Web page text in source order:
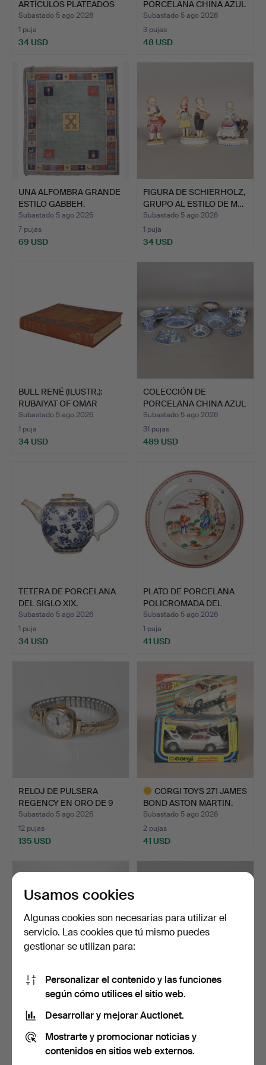
ARTÍCULOS PLATEADOS
(CANTIDAD…
Subastado 5 ago 2026
1 puja
34 USD
PORCELANA CHINA AZUL
Y BLANCA…
Subastado 5 ago 2026
3 pujas
48 USD
UNA ALFOMBRA GRANDE
ESTILO GABBEH.
Subastado 5 ago 2026
7 pujas
69 USD
FIGURA DE SCHIERHOLZ,
GRUPO AL ESTILO DE M…
Subastado 5 ago 2026
1 puja
34 USD
BULL RENÉ (ILUSTR.):
RUBAIYAT OF OMAR
KHAY…
Subastado 5 ago 2026
1 puja
34 USD
COLECCIÓN DE
PORCELANA CHINA AZUL
Y BLANCA…
Subastado 5 ago 2026
31 pujas
489 USD
TETERA DE PORCELANA
DEL SIGLO XIX.
Subastado 5 ago 2026
1 puja
34 USD
PLATO DE PORCELANA
POLICROMADA DEL
SIGLO X…
Subastado 5 ago 2026
1 puja
41 USD
RELOJ DE PULSERA
REGENCY EN ORO DE 9
QUILA…
Subastado 5 ago 2026
12 pujas
135 USD
CORGI TOYS 271 JAMES
BOND ASTON MARTIN.
Subastado 5 ago 2026
2 pujas
41 USD
seleccionado
CONJUNTO DE
ARTÍCULOS PLATEADOS
(CANTIDAD).
Subastado 5 ago 2026
34 USD
TAZA Y PLATO ROYAL
PERFU…
Subastado 5 ago 2026
81 USD
Usamos cookies
Algunas cookies son necesarias para utilizar el
servicio. Las cookies que tú mismo puedes
gestionar se utilizan para:
Personalizar el contenido y las funciones
según cómo utilices el sitio web.
Desarrollar y mejorar Auctionet.
Mostrarte y promocionar noticias y
contenidos en sitios web externos.